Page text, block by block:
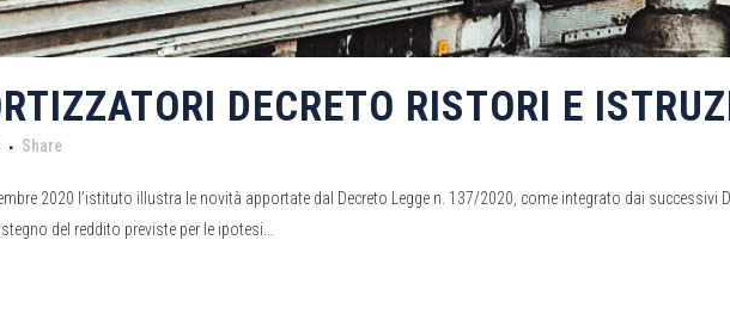
DECRETO RISTORI E
Share
2020 l’istituto illustra le novità apportate dal Decreto Legge n. 137/2020, come integrato dai successivi
del reddito previste per le ipotesi...